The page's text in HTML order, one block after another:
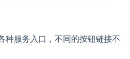
种服务入口，不同的按钮链接不